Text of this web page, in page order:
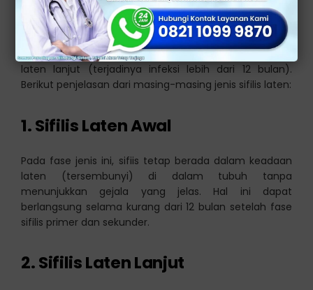
Fase ini dapat di bagi menjadi 2 jenis, yaitu sifilis laten
awal (terjadinya infeksi kurang dari 12 bulan) dan sifilis
laten lanjut (terjadinya infeksi lebih dari 12 bulan).
Berikut penjelasan dari masing-masing jenis sifilis laten:
1. Sifilis Laten Awal
Pada fase jenis ini, sifiis tetap berada dalam keadaan
laten (tersembunyi) di dalam tubuh tanpa
menunjukkan gejala yang jelas. Hal ini dapat
berlangsung selama kurang dari 12 bulan setelah fase
sifilis primer dan sekunder.
2. Sifilis Laten Lanjut